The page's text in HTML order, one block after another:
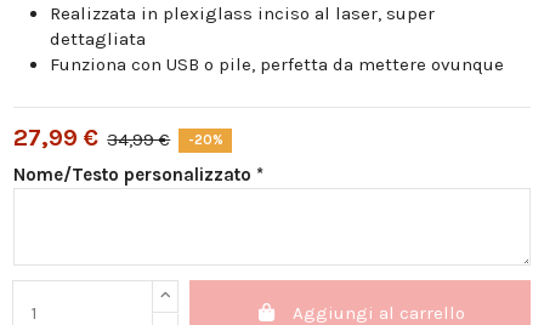
Realizzata in plexiglass inciso al laser, super
dettagliata
Funziona con USB o pile, perfetta da mettere ovunque
27,99 € 34,99 € -20%
Nome/Testo personalizzato *
Aggiungi al carrello